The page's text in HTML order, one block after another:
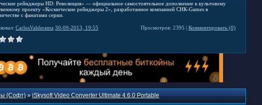
рейнджеры HD: Революция» — официальное самостоятельное дополнение к культовому
проекту «Космические рейнджеры 2», разработанное компанией СНК-Games в
с фанатами серии.
CarlosValderama 30-09-2013, 19:55 Просмотров: 2395 | Комментировать (0)
(Софт)»iSkysoft Video Converter Ultimate 4.6.0 Portable